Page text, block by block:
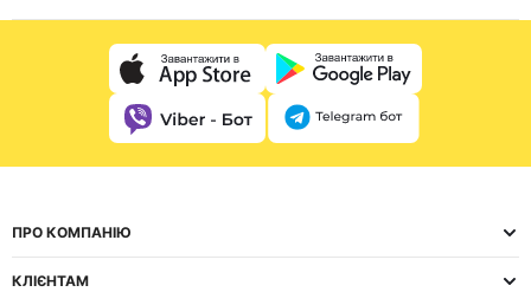
ПРО КОМПАНІЮ
КЛІЄНТАМ